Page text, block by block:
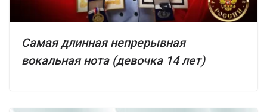
Самая длинная непрерывная
вокальная нота (девочка 14 лет)